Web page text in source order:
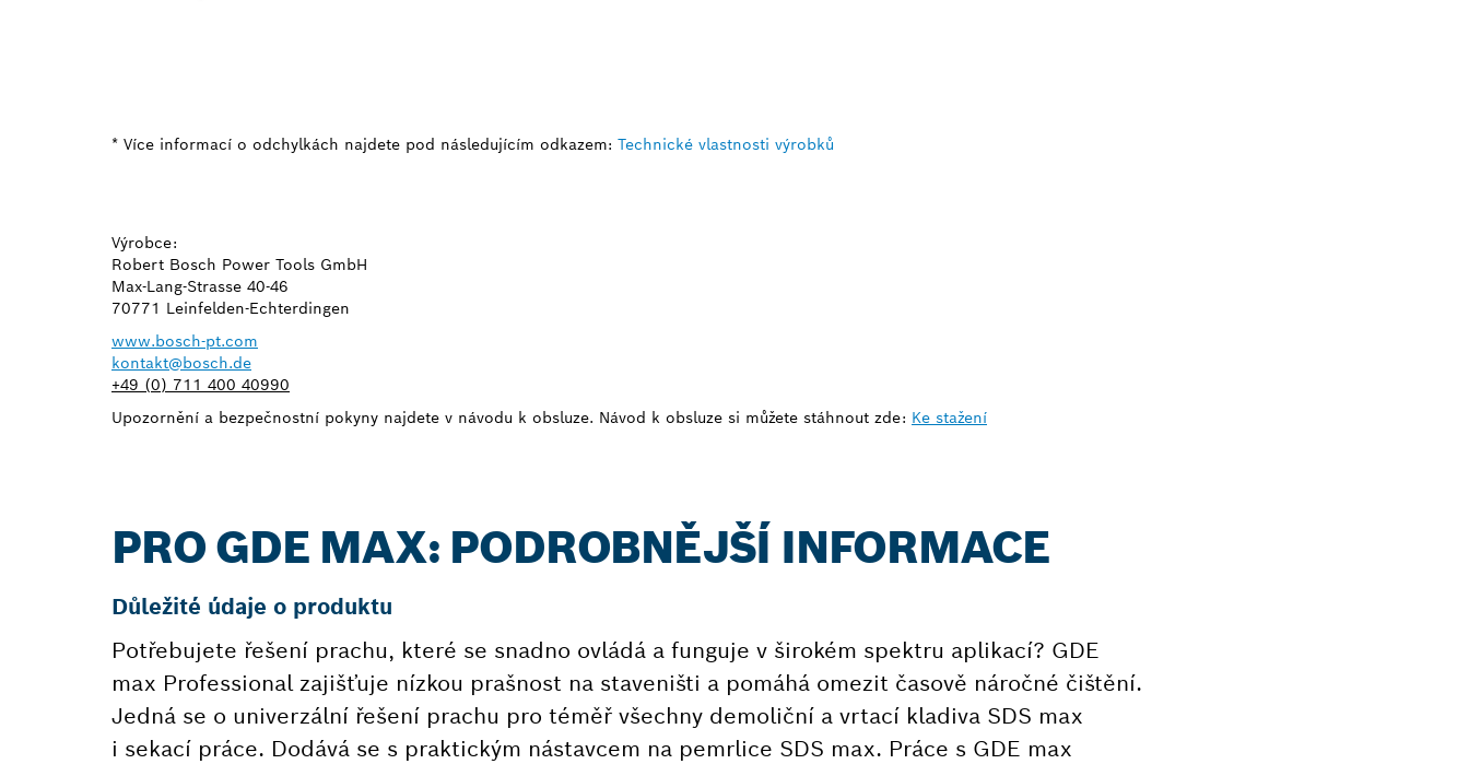
* Více informací o odchylkách najdete pod následujícím odkazem: Technické vlastnosti výrobků
Výrobce:
Robert Bosch Power Tools GmbH
Max-Lang-Strasse 40-46
70771 Leinfelden-Echterdingen
www.bosch-pt.com
kontakt@bosch.de
+49 (0) 711 400 40990
Upozornění a bezpečnostní pokyny najdete v návodu k obsluze. Návod k obsluze si můžete stáhnout zde: Ke stažení
PRO GDE MAX: PODROBNĚJŠÍ INFORMACE
Důležité údaje o produktu
Potřebujete řešení prachu, které se snadno ovládá a funguje v širokém spektru aplikací? GDE
max Professional zajišťuje nízkou prašnost na staveništi a pomáhá omezit časově náročné čištění.
Jedná se o univerzální řešení prachu pro téměř všechny demoliční a vrtací kladiva SDS max
i sekací práce. Dodává se s praktickým nástavcem na pemrlice SDS max. Práce s GDE max